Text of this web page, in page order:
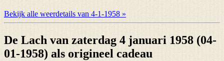
Bekijk alle weerdetails van 4-1-1958 »
De Lach van zaterdag 4 januari 1958 (04-
01-1958) als origineel cadeau